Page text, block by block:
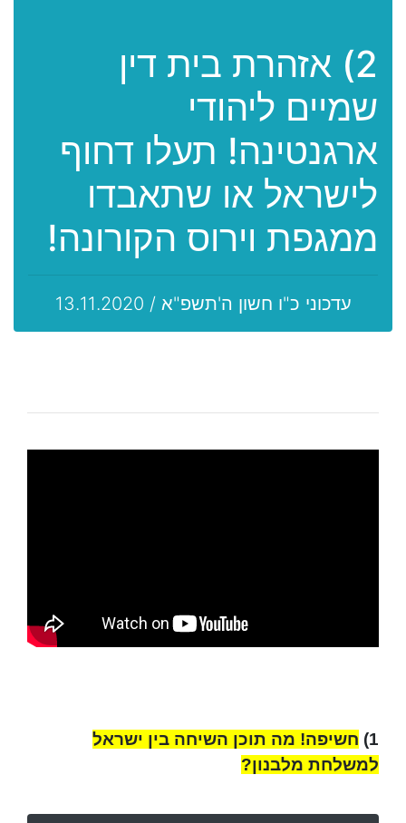
2) אזהרת בית דין
שמיים ליהודי
ארגנטינה! תעלו דחוף
לישראל או שתאבדו
ממגפת וירוס הקורונה!
עדכוני כ"ו חשון ה'תשפ"א / 13.11.2020
1)
חשיפה! מה תוכן השיחה בין ישראל
למשלחת מלבנון?